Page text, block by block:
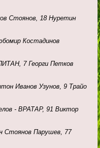
Стоянов, 18 Нуретин
Костадинов
7 Георги Петков
Иванов Узунов, 9 Трайо
- ВРАТАР, 91 Виктор
Стоянов Парушев, 77